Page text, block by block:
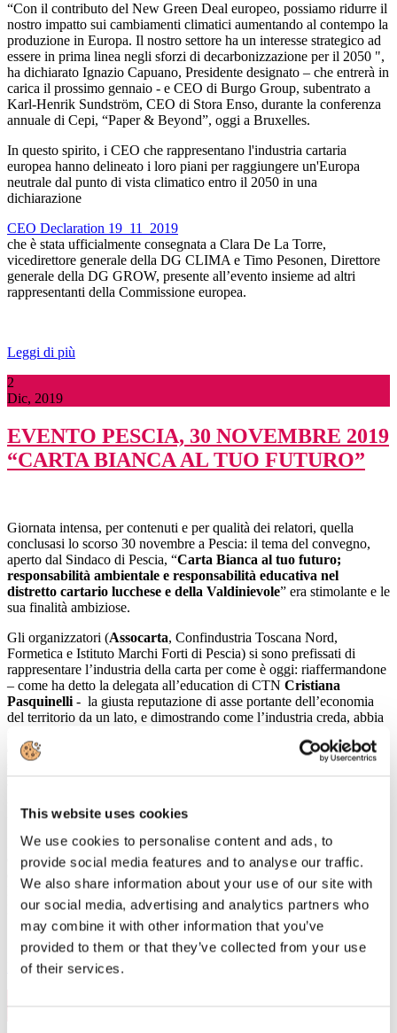
This website uses cookies
We use cookies to personalise content and ads, to
provide social media features and to analyse our traffic.
We also share information about your use of our site with
our social media, advertising and analytics partners who
may combine it with other information that you’ve
provided to them or that they’ve collected from your use
of their services.
“Con il contributo del New Green Deal europeo, possiamo ridurre il
nostro impatto sui cambiamenti climatici aumentando al contempo la
produzione in Europa. Il nostro settore ha un interesse strategico ad
essere in prima linea negli sforzi di decarbonizzazione per il 2050 ",
ha dichiarato Ignazio Capuano, Presidente designato – che entrerà in
carica il prossimo gennaio - e CEO di Burgo Group, subentrato a
Karl-Henrik Sundström, CEO di Stora Enso, durante la conferenza
annuale di Cepi, “Paper & Beyond”, oggi a Bruxelles.
In questo spirito, i CEO che rappresentano l'industria cartaria
europea hanno delineato i loro piani per raggiungere un'Europa
neutrale dal punto di vista climatico entro il 2050 in una
dichiarazione
CEO Declaration 19_11_2019
che è stata ufficialmente consegnata a Clara De La Torre,
vicedirettore generale della DG CLIMA e Timo Pesonen, Direttore
generale della DG GROW, presente all’evento insieme ad altri
rappresentanti della Commissione europea.
Leggi di più
2
Dic, 2019
EVENTO PESCIA, 30 NOVEMBRE 2019
“CARTA BIANCA AL TUO FUTURO”
Giornata intensa, per contenuti e per qualità dei relatori, quella
conclusasi lo scorso 30 novembre a Pescia: il tema del convegno,
aperto dal Sindaco di Pescia, “Carta Bianca al tuo futuro;
responsabilità ambientale e responsabilità educativa nel
distretto cartario lucchese e della Valdinievole” era stimolante e le
sua finalità ambiziose.
Gli organizzatori (Assocarta, Confindustria Toscana Nord,
Formetica e Istituto Marchi Forti di Pescia) si sono prefissati di
rappresentare l’industria della carta per come è oggi: riaffermandone
– come ha detto la delegata all’education di CTN Cristiana
Pasquinelli - la giusta reputazione di asse portante dell’economia
del territorio da un lato, e dimostrando come l’industria creda, abbia
di sostenibilità e circolarità ambientale dall’altro. Sono i due pilastri
su cui si dovrà fondare l’appeal delle cartiere verso il mondo della
impiegarsi con soddisfazione e successo.
Il Centro Studi di Confindustria ha documentato il valore numerico
del settore, e le sue ricadute in termini di fatturato, export, attrazione
di investimenti e occupazione; ma allo stesso tempo ha posto
l’accento sui costi che le nostre cartiere devono sostenere per
procurarsi energia e dotarsi di impianti di smaltimento e riciclo.
Leggi di più